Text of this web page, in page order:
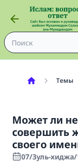
Темы
Может ли
совершить
своего
07/Зуль-